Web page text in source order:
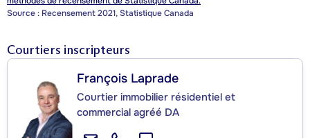
Source : Recensement 2021, Statistique Canada
Courtiers inscripteurs
François Laprade
Courtier immobilier résidentiel et
commercial agréé DA